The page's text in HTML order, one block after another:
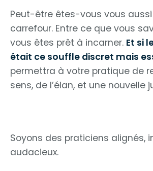
Peut-être êtes-vous vous
carrefour. Entre ce que vous
vous êtes prêt à incarner. Et si
était ce souffle discret mais
permettra à votre pratique de
sens, de l’élan, et une nouvelle
Soyons des praticiens alignés,
audacieux.